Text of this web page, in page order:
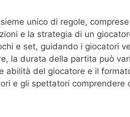
unico di regole,
e la strategia di un
e set, guidando i giocatori
la durata della partita può
abilità del giocatore e il
e gli spettatori comprendere